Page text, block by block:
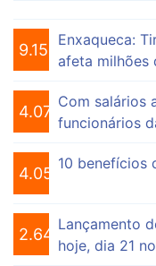
9.153
Enxaqueca:
afeta milhões
4.073
Com salários
funcionários
4.055
10 benefícios
2.646
Lançamento
hoje, dia 21